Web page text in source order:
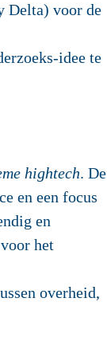
Delta) voor de
idee te
hightech. De
en een focus
en
het
overheid,